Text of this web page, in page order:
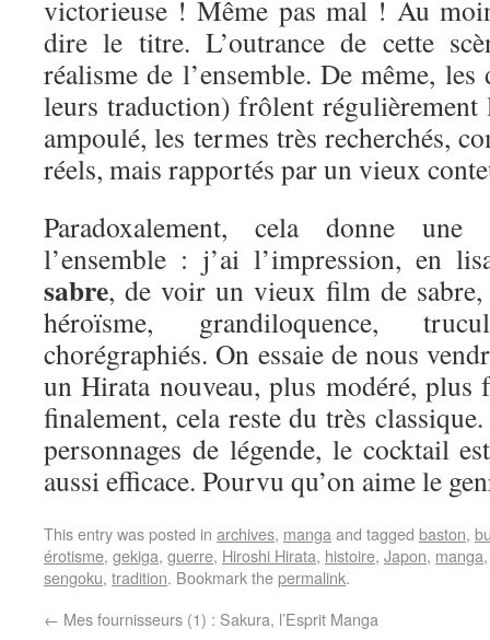
victorieuse ! Même pas mal ! Au
dire le titre. L’outrance de cette
réalisme de l’ensemble. De même,
leurs traduction) frôlent
ampoulé, les termes très recherchés,
réels, mais rapportés par un vieux
Paradoxalement, cela donne une
l’ensemble : j’ai l’impression, en
sabre, de voir un vieux film de sabre,
héroïsme, grandiloquence,
chorégraphiés. On essaie de nous
un Hirata nouveau, plus modéré, plus
finalement, cela reste du très
personnages de légende, le cocktail
aussi efficace. Pourvu qu’on aime le
This entry was posted in archives, manga and tagged baston,
érotisme, gekiga, guerre, Hiroshi Hirata, histoire, Japon, manga
sengoku, tradition. Bookmark thepermalink.
← Mes fournisseurs (1) : Sakura, l’Esprit Manga